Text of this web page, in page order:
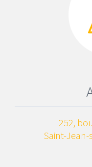
252,
Saint-Jean-